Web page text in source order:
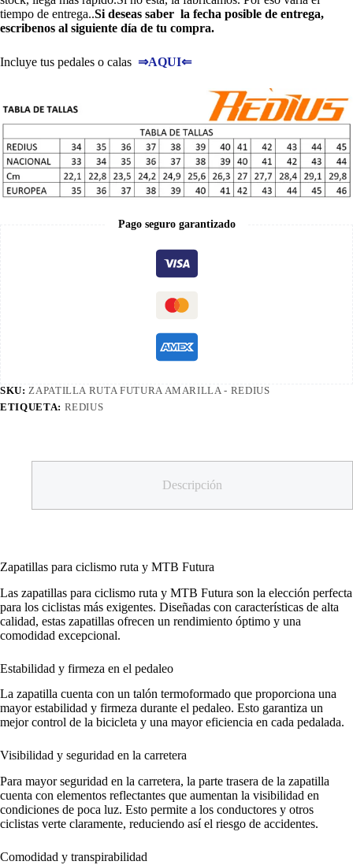
tiempo de entrega..Si deseas saber la fecha posible de entrega,
escribenos al siguiente día de tu compra.
Incluye tus pedales o calas ⇒AQUI⇐
Pago seguro garantizado
SKU:ZAPATILLA RUTA FUTURA AMARILLA - REDIUS
ETIQUETA: REDIUS
Descripción
Zapatillas para ciclismo ruta y MTB Futura
Las zapatillas para ciclismo ruta y MTB Futura son la elección perfecta
para los ciclistas más exigentes. Diseñadas con características de alta
calidad, estas zapatillas ofrecen un rendimiento óptimo y una
comodidad excepcional.
Estabilidad y firmeza en el pedaleo
La zapatilla cuenta con un talón termoformado que proporciona una
mayor estabilidad y firmeza durante el pedaleo. Esto garantiza un
mejor control de la bicicleta y una mayor eficiencia en cada pedalada.
Visibilidad y seguridad en la carretera
Para mayor seguridad en la carretera, la parte trasera de la zapatilla
cuenta con elementos reflectantes que aumentan la visibilidad en
condiciones de poca luz. Esto permite a los conductores y otros
ciclistas verte claramente, reduciendo así el riesgo de accidentes.
Comodidad y transpirabilidad